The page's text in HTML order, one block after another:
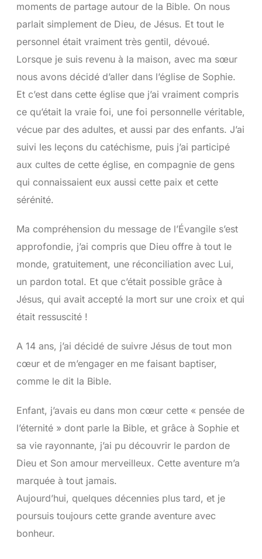
moments de partage autour de la Bible. On nous
parlait simplement de Dieu, de Jésus. Et tout le
personnel était vraiment très gentil, dévoué.
Lorsque je suis revenu à la maison, avec ma sœur
nous avons décidé d’aller dans l’église de Sophie.
Et c’est dans cette église que j’ai vraiment compris
ce qu’était la vraie foi, une foi personnelle véritable,
vécue par des adultes, et aussi par des enfants. J’ai
suivi les leçons du catéchisme, puis j’ai participé
aux cultes de cette église, en compagnie de gens
qui connaissaient eux aussi cette paix et cette
sérénité.
Ma compréhension du message de l’Évangile s’est
approfondie, j’ai compris que Dieu offre à tout le
monde, gratuitement, une réconciliation avec Lui,
un pardon total. Et que c’était possible grâce à
Jésus, qui avait accepté la mort sur une croix et qui
était ressuscité !
A 14 ans, j’ai décidé de suivre Jésus de tout mon
cœur et de m’engager en me faisant baptiser,
comme le dit la Bible.
Enfant, j’avais eu dans mon cœur cette « pensée de
l’éternité » dont parle la Bible, et grâce à Sophie et
sa vie rayonnante, j’ai pu découvrir le pardon de
Dieu et Son amour merveilleux. Cette aventure m’a
marquée à tout jamais.
Aujourd’hui, quelques décennies plus tard, et je
poursuis toujours cette grande aventure avec
bonheur.